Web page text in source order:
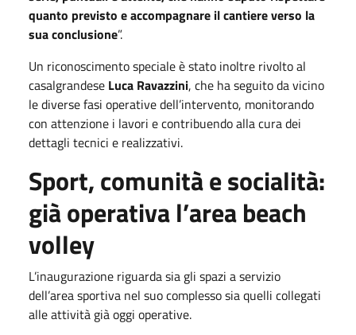
quanto previsto e accompagnare il cantiere verso la
sua conclusione”.
Un riconoscimento speciale è stato inoltre rivolto al
casalgrandese Luca Ravazzini, che ha seguito da vicino
le diverse fasi operative dell’intervento, monitorando
con attenzione i lavori e contribuendo alla cura dei
dettagli tecnici e realizzativi.
Sport, comunità e socialità:
già operativa l’area beach
volley
L’inaugurazione riguarda sia gli spazi a servizio
dell’area sportiva nel suo complesso sia quelli collegati
alle attività già oggi operative.